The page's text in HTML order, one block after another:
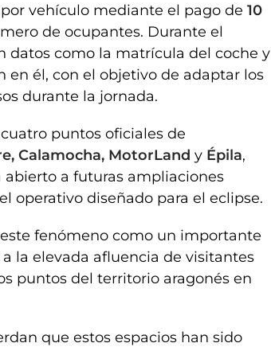
vehículo mediante el pago de 10
de ocupantes. Durante el
datos como la matrícula del coche y
en él, con el objetivo de adaptar los
durante la jornada.
puntos oficiales de
Calamocha, MotorLand y Épila,
a futuras ampliaciones
operativo diseñado para el eclipse.
fenómeno como un importante
la elevada afluencia de visitantes
puntos del territorio aragonés en
que estos espacios han sido